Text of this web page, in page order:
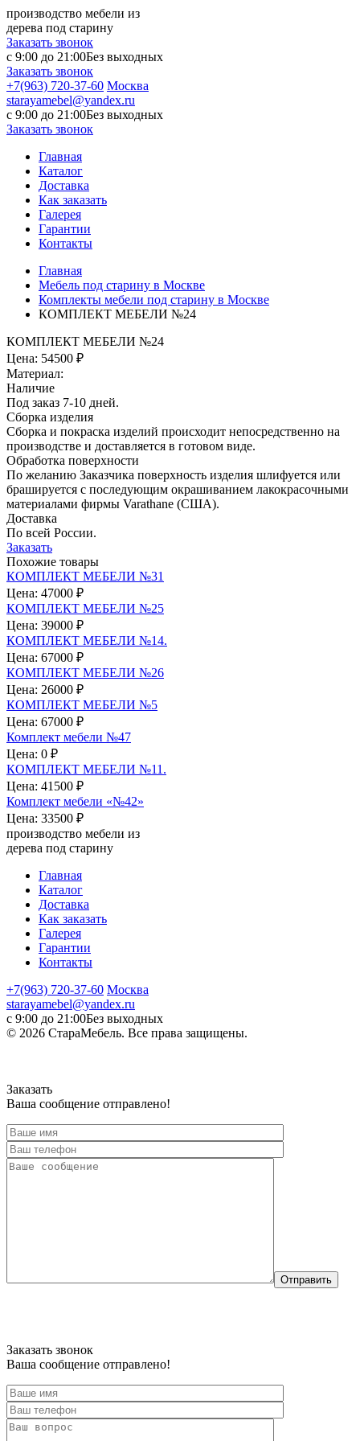
производство мебели из
дерева под старину
Заказать звонок
с 9:00 до 21:00Без выходных
Заказать звонок
+7(963) 720-37-60 Москва
starayamebel@yandex.ru
с 9:00 до 21:00Без выходных
Заказать звонок
Главная
Каталог
Доставка
Как заказать
Галерея
Гарантии
Контакты
Главная
Мебель под старину в Москве
Комплекты мебели под старину в Москве
КОМПЛЕКТ МЕБЕЛИ №24
КОМПЛЕКТ МЕБЕЛИ №24
Цена: 54500 ₽
Материал:
Наличие
Под заказ 7-10 дней.
Сборка изделия
Сборка и покраска изделий происходит непосредственно на
производстве и доставляется в готовом виде.
Обработка поверхности
По желанию Заказчика поверхность изделия шлифуется или
брашируется с последующим окрашиванием лакокрасочными
материалами фирмы Varathane (США).
Доставка
По всей России.
Заказать
Похожие товары
КОМПЛЕКТ МЕБЕЛИ №31
Цена: 47000 ₽
КОМПЛЕКТ МЕБЕЛИ №25
Цена: 39000 ₽
КОМПЛЕКТ МЕБЕЛИ №14.
Цена: 67000 ₽
КОМПЛЕКТ МЕБЕЛИ №26
Цена: 26000 ₽
КОМПЛЕКТ МЕБЕЛИ №5
Цена: 67000 ₽
Комплект мебели №47
Цена: 0 ₽
КОМПЛЕКТ МЕБЕЛИ №11.
Цена: 41500 ₽
Комплект мебели «№42»
Цена: 33500 ₽
производство мебели из
дерева под старину
Главная
Каталог
Доставка
Как заказать
Галерея
Гарантии
Контакты
+7(963) 720-37-60 Москва
starayamebel@yandex.ru
с 9:00 до 21:00Без выходных
© 2026 СтараМебель. Все права защищены.
Заказать
Ваша сообщение отправлено!
Отправить
Заказать звонок
Ваша сообщение отправлено!